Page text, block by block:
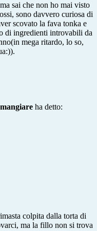
sai che non ho mai visto
sono davvero curiosa di
scovato la fava tonka e
di ingredienti introvabili da
mega ritardo, lo so,
ha detto:
colpita dalla torta di
ma la fillo non si trova